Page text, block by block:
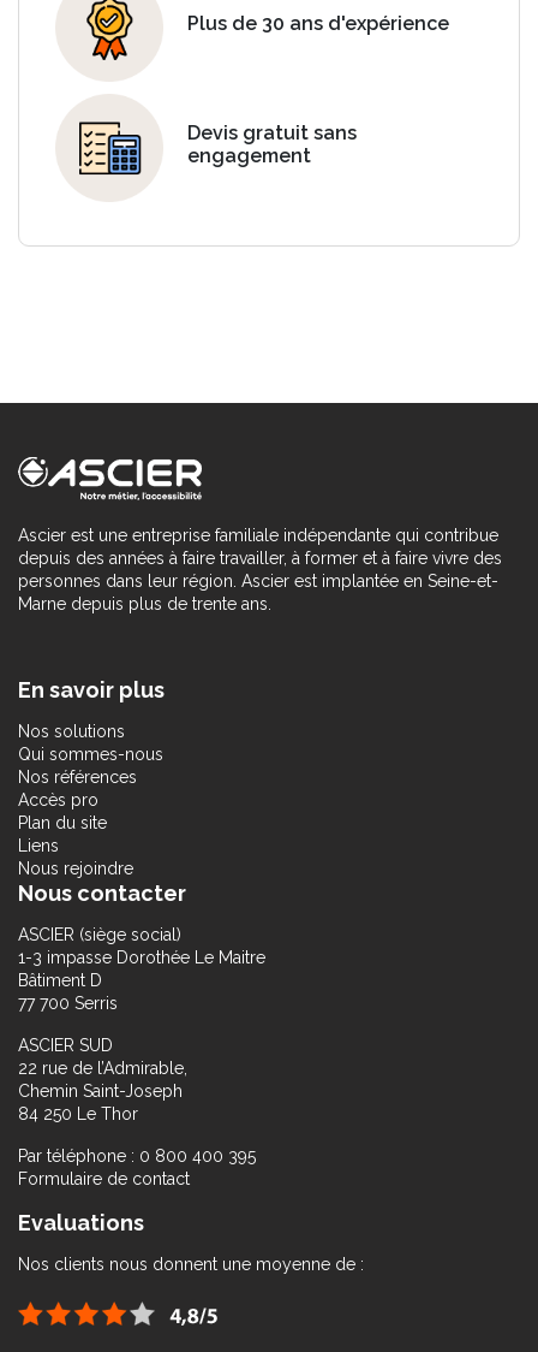
Plus de 30 ans d'expérience
Devis gratuit sans
engagement
Ascier est une entreprise familiale indépendante qui contribue
depuis des années à faire travailler, à former et à faire vivre des
personnes dans leur région. Ascier est implantée en Seine-et-
Marne depuis plus de trente ans.
En savoir plus
Nos solutions
Qui sommes-nous
Nos références
Accès pro
Plan du site
Liens
Nous rejoindre
Nous contacter
ASCIER (siège social)
1-3 impasse Dorothée Le Maitre
Bâtiment D
77 700 Serris
ASCIER SUD
22 rue de l’Admirable,
Chemin Saint-Joseph
84 250 Le Thor
Par téléphone : 0 800 400 395
Formulaire de contact
Evaluations
Nos clients nous donnent une moyenne de :